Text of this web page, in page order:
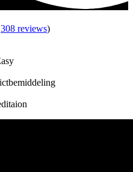
308 reviews)